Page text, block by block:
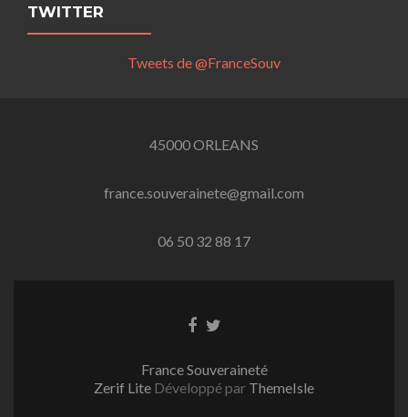
TWITTER
Tweets de @FranceSouv
45000 ORLEANS
france.souverainete@gmail.com
06 50 32 88 17
LienLien
France Souveraineté
Zerif Lite Développé par ThemeIsle